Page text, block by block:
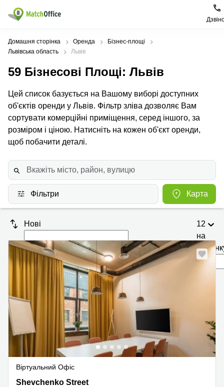
Орендувати
Тип
приміщення
Офіси
центри
Коворкінги
офіси
Популярні
міста
Київ
Печерський
район
Подільський
Солом'янський
район
Львів
Івано-
Популярні
пошуки
Бізнес
центри
Офіси у
Печерському
Конференц-
зал Львів
Коворкінг
Допомога
Про нас
Здати в оренду
Ціна
Увійти
Домашня сторінка Оренда
Бізнес-площі
Львівська область
Львів
59 Бізнесові Площі: Львів
Цей список базується на Вашому виборі доступних
об'єктів оренди у Львів. Фільтр зліва дозволяє Вам
сортувати комерційні приміщення, серед іншого, за
розміром і ціною. Натисніть на кожен об'єкт оренди,
щоб побачити деталі.
Фільтри Карта
Нові
12
на
Віртуальний Офіс
120 Shevchenko Street, Львів
Shevchenko Street